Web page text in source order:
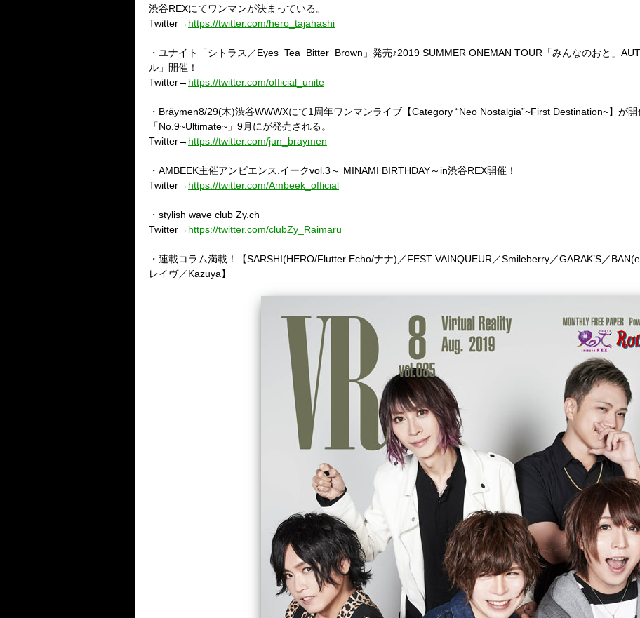
渋谷REXにてワンマンが決まっている。
Twitter→ https://twitter.com/hero_tajahashi
・ユナイト「シトラス／Eyes_Tea_Bitter_Brown」発売♪2019 SUMMER ONEMAN TOUR「みんなのおと」
ル」開催！
Twitter→ https://twitter.com/official_unite
・Bräymen8/29(木)渋谷WWWXにて1周年ワンマンライブ【Category “Neo Nostalgia”~First Destination~】が
「No.9~Ultimate~」9月にが発売される。
Twitter→ https://twitter.com/jun_braymen
・AMBEEK主催アンビエンス.イークvol.3～ MINAMI BIRTHDAY～in渋谷REX開催！
Twitter→ https://twitter.com/Ambeek_official
・stylish wave club Zy.ch
Twitter→ https://twitter.com/clubZy_Raimaru
・連載コラム満載！【SARSHI(HERO/Flutter Echo/ナナ)／FEST VAINQUEUR／Smileberry／GARAK’S／
レイヴ／Kazuya】